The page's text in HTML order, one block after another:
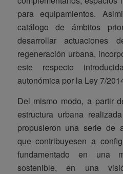
para equipamientos.
catálogo de ámbitos
desarrollar actuaciones
regeneración urbana,
este respecto
autonómica por la Ley 7/
Del mismo modo, a partir
estructura urbana
propusieron una serie de
que contribuyesen a
fundamentado en una
sostenible, en una